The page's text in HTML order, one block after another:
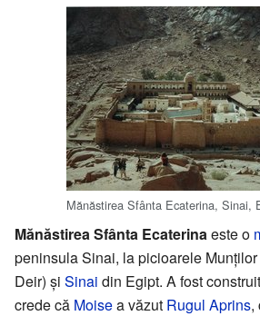
Mănăstirea Sfânta Ecaterina, Sinai,
Mănăstirea Sfânta Ecaterina este o
peninsula Sinai, la picioarele Munților
Deir) și Sinai din Egipt. A fost
crede că Moisea văzut Rugul Aprins,